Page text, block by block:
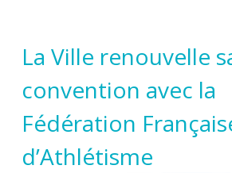
La Ville renouvelle
convention avec la
Fédération
d’Athlétisme